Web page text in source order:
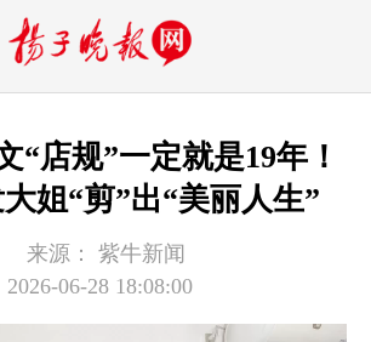
“店规”一定就是19年！
姐“剪”出“美丽人生”
来源：
紫牛新闻
2026-06-28 18:08:00